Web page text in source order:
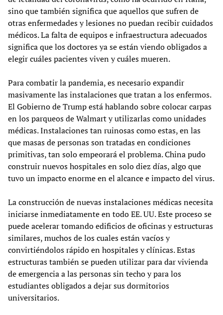
sino que también significa que aquellos que sufren de
otras enfermedades y lesiones no puedan recibir cuidados
médicos. La falta de equipos e infraestructura adecuados
significa que los doctores ya se están viendo obligados a
elegir cuáles pacientes viven y cuáles mueren.
Para combatir la pandemia, es necesario expandir
masivamente las instalaciones que tratan a los enfermos.
El Gobierno de Trump está hablando sobre colocar carpas
en los parqueos de Walmart y utilizarlas como unidades
médicas. Instalaciones tan ruinosas como estas, en las
que masas de personas son tratadas en condiciones
primitivas, tan solo empeorará el problema. China pudo
construir nuevos hospitales en solo diez días, algo que
tuvo un impacto enorme en el alcance e impacto del virus.
La construcción de nuevas instalaciones médicas necesita
iniciarse inmediatamente en todo EE. UU. Este proceso se
puede acelerar tomando edificios de oficinas y estructuras
similares, muchos de los cuales están vacíos y
convirtiéndolos rápido en hospitales y clínicas. Estas
estructuras también se pueden utilizar para dar vivienda
de emergencia a las personas sin techo y para los
estudiantes obligados a dejar sus dormitorios
universitarios.